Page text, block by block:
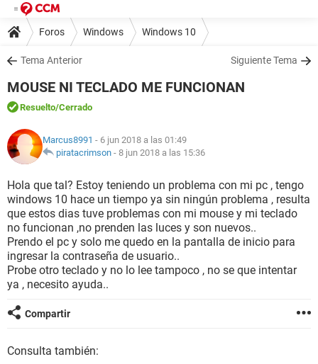
Foros Windows Windows 10
Tema Anterior Siguiente Tema
MOUSE NI TECLADO ME FUNCIONAN
Resuelto/Cerrado
Marcus8991 - 6 jun 2018 a las 01:49
piratacrimson - 8 jun 2018 a las 15:36
Hola que tal? Estoy teniendo un problema con mi pc , tengo
windows 10 hace un tiempo ya sin ningún problema , resulta
que estos dias tuve problemas con mi mouse y mi teclado
no funcionan ,no prenden las luces y son nuevos..
Prendo el pc y solo me quedo en la pantalla de inicio para
ingresar la contraseña de usuario..
Probe otro teclado y no lo lee tampoco , no se que intentar
ya , necesito ayuda..
Compartir
Consulta también: